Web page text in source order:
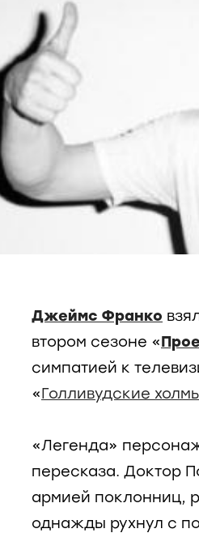
Джеймс Франко
втором сезоне «
симпатией к
«Голливудские
«Легенда»
пересказа. Доктор
армией поклонниц,
однажды рухнул с